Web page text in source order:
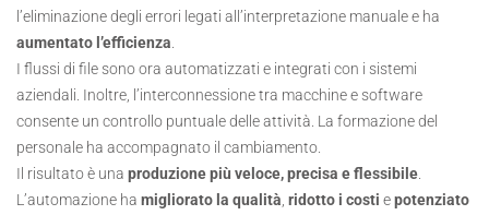
l’eliminazione degli errori legati all’interpretazione manuale e ha
aumentato l’efficienza
I flussi di file sono ora automatizzati e integrati con i sistemi
aziendali. Inoltre, l’interconnessione tra macchine e software
consente un controllo puntuale delle attività. La formazione del
personale ha accompagnato il cambiamento.
Il risultato è una produzione più veloce, precisa e flessibile
L’automazione ha migliorato la qualità ridotto i costi epotenziato